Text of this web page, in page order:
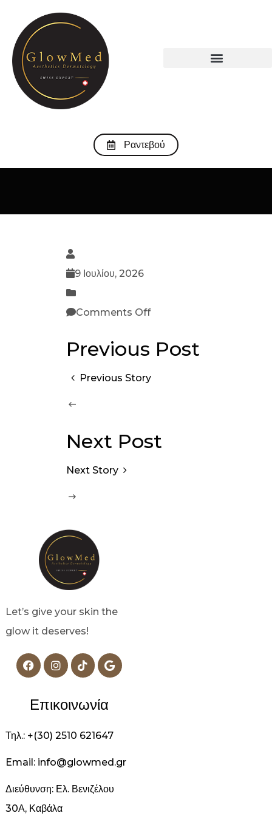
Ραντεβού
9 Ιουλίου, 2026
Comments Off
Previous Post
Previous Story
Next Post
Next Story
Let’s give your skin the
glow it deserves!
Επικοινωνία
Τηλ.: +(30) 2510 621647
Email: info@glowmed.gr
Διεύθυνση: Ελ. Βενιζέλου
30Α, Καβάλα